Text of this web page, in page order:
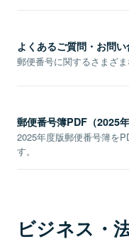
よくあるご質問・お問
郵便番号に関するさまざま
郵便番号簿PDF（2025年
2025年度版郵便番号簿を
す。
ビジネス・